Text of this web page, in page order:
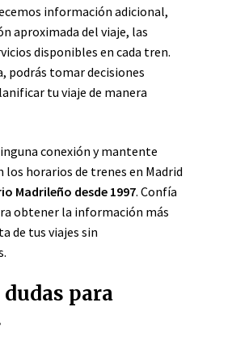
información adicional,
aproximada del viaje, las
disponibles en cada tren.
podrás tomar decisiones
tu viaje de manera
conexión y mantente
los horarios de trenes en Madrid
Madrileño desde 1997. Confía
obtener la información más
de tus viajes sin
para